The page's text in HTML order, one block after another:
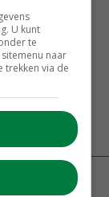
aangetoond
U kunt
te
naar
trekken via de